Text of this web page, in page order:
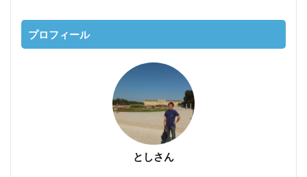
プロフィール
としさん